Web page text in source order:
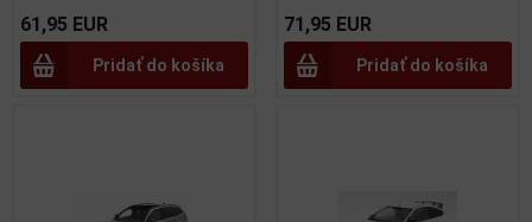
61,95 EUR
Pridať do košíka
71,95 EUR
Pridať do košíka